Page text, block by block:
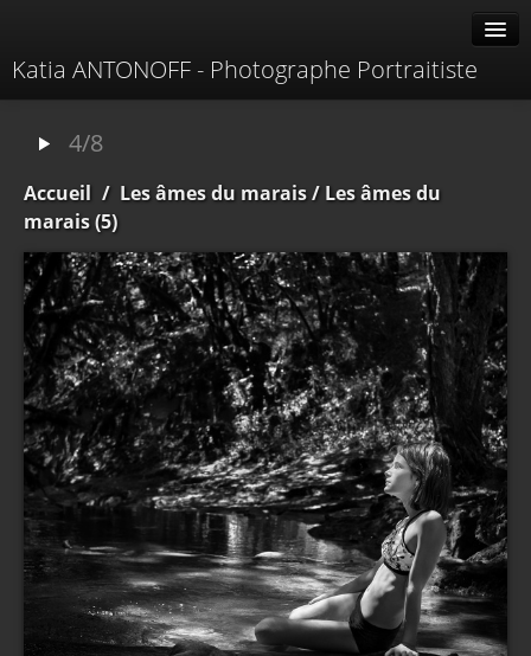
Katia ANTONOFF - Photographe Portraitiste
À propos
Contacter
4/8
Accueil / Les âmes du marais/ Les âmes du
marais (5)